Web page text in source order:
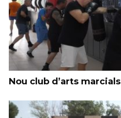
Nou club d’arts marcials